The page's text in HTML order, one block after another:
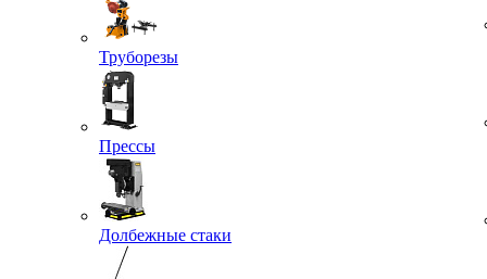
Труборезы
Прессы
Долбежные стаки